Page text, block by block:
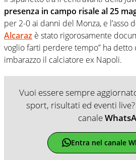
presenza in campo risale al 25
per 2-0 ai danni del Monza, e l’asso
Alcaraz è stato rigorosamente
voglio farti perdere tempo” ha detto
imbarazzo il calciatore ex Napoli.
Vuoi essere sempre
sport, risultati ed eventi
canale
Entra nel canale